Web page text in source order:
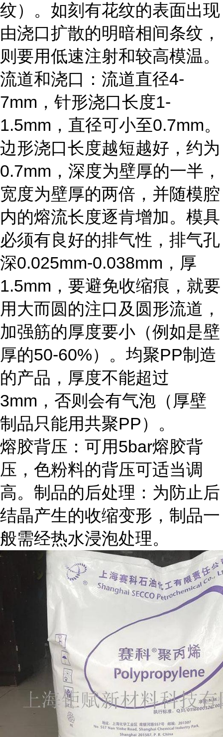
纹）。如刻有花纹的表面出现
由浇口扩散的明暗相间条纹，
则要用低速注射和较高模温。
流道和浇口：流道直径4-
7mm，针形浇口长度1-
1.5mm，直径可小至0.7mm。
边形浇口长度越短越好，约为
0.7mm，深度为壁厚的一半，
宽度为壁厚的两倍，并随模腔
内的熔流长度逐肯增加。模具
必须有良好的排气性，排气孔
深0.025mm-0.038mm，厚
1.5mm，要避免收缩痕，就要
用大而圆的注口及圆形流道，
加强筋的厚度要小（例如是壁
厚的50-60%）。均聚PP制造
的产品，厚度不能超过
3mm，否则会有气泡（厚壁
制品只能用共聚PP）。
熔胶背压：可用5bar熔胶背
压，色粉料的背压可适当调
高。制品的后处理：为防止后
结晶产生的收缩变形，制品一
般需经热水浸泡处理。